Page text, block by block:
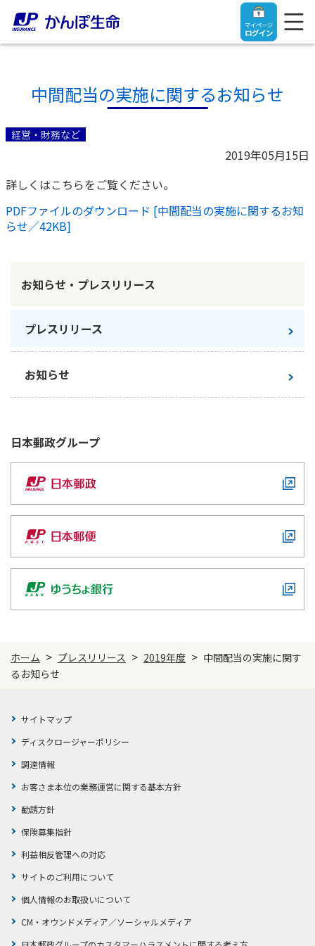
マイページ
ログイン
トップ
ご契約者さま
お手続き一覧
マイページでできること
新規登録
ログイン
お客さまに関する情報等の確認の取り組み
各種サービス・お知らせ
かんぽプラチナライフサービス
ご契約のしおり・約款（Web約款）
保険用語集
お問い合わせ
保険をご検討中のお客さま
定期保険
お見積りシミュレーション
資料請求
保険の探し方のポイント
保険かんたん診断
これからのライフイベントでかかる費用とは？
保険料のお払込方法
保険用語集
お問い合わせ
法人のお客さま向け商品一覧
目的から探す
お役立ち情報
法人向け資料請求
お問い合わせ先
お役立ち情報
かんぽのLifeサポートナビ
保険
医療
お金
子育て
ライフプラン
ラジオ体操・みんなの体操
ラジオ体操ポータルサイト
かんぽ生命について
かんぽ生命について
ご挨拶
経営理念・経営戦略
会社概要
財務情報
株主・投資家のみなさまへ
日本郵政グループとしての取り組み
かんぽブランド
よくあるご質問
サステナビリティ
株主・投資家のみなさまへ
English
中間配当の実施に関するお知らせ
経営・財務など
2019年05月15日
詳しくはこちらをご覧ください。
PDFファイルのダウンロード [中間配当の実施に関するお知
らせ／42KB]
お知らせ・プレスリリース
プレスリリース
お知らせ
日本郵政グループ
ホーム > プレスリリース > 2019年度 > 中間配当の実施に関す
るお知らせ
サイトマップ
ディスクロージャーポリシー
調達情報
お客さま本位の業務運営に関する基本方針
勧誘方針
保険募集指針
利益相反管理への対応
サイトのご利用について
個人情報のお取扱いについて
CM・オウンドメディア／ソーシャルメディア